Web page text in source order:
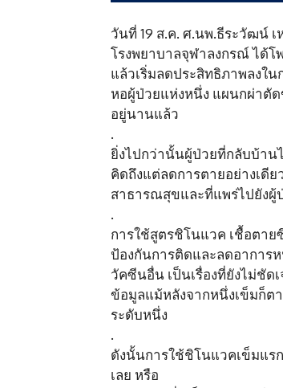
วันที่ 19 ส.ค. ศ.นพ.ธีระวัฒน์
โรงพยาบาลจุฬาลงกรณ์ ได้
แล้วเริ่มลดประสิทธิภาพลงใ
หอผู้ป่วยแห่งหนึ่ง แผนกผ่าตั
อยู่นานแล้ว
.
ยิ่งไปกว่านั้นผู้ป่วยที่กลับบ้าน
คิดถึงแต่ลดการตายอย่างเดี
สาธารณสุขและที่แพร่ไปยังผู้
.
การใช้สูตรชิโนแวค เชื้อตาย
ป้องกันการติดและลดอาการ
วัคซีนอื่น เป็นเรื่องที่ยังไม่ชัด
ข้อมูลแม้หลังจากหนึ่งเข็มก็ต
ระดับหนึ่ง
.
ดังนั้นการใช้ชิโนแวคเข็มแร
เลย หรือ